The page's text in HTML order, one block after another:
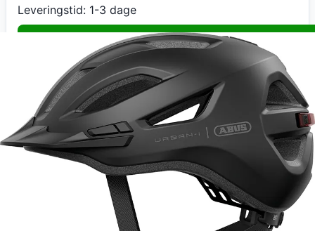
Leveringstid: 1-3 dage
Køb nu
eCykelhjelm DK
Abus Urban-I 4.0 velvet black cykelhjelm Small
638kr
Leveringstid:1-3 dage